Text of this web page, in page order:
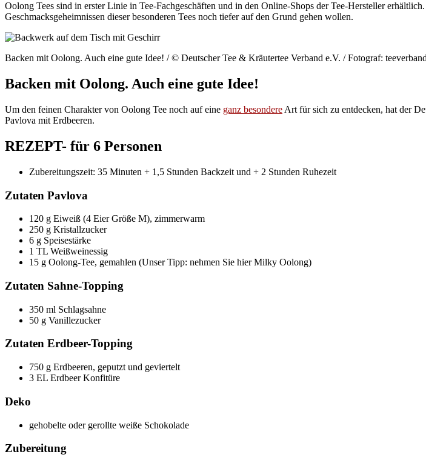
Oolong Tees sind in erster Linie in Tee-Fachgeschäften und in den Online-Shops der Tee-Hersteller
Geschmacksgeheimnissen dieser besonderen Tees noch tiefer auf den Grund gehen wollen.
Backen mit Oolong. Auch eine gute Idee! / © Deutscher Tee & Kräutertee Verband e.V. / Fotograf:
Backen mit Oolong. Auch eine gute Idee!
Um den feinen Charakter von Oolong Tee noch auf eine ganz besondere Art für sich zu entdecken, hat der
Pavlova mit Erdbeeren.
REZEPT- für 6 Personen
Zubereitungszeit: 35 Minuten + 1,5 Stunden Backzeit und + 2 Stunden Ruhezeit
Zutaten Pavlova
120 g Eiweiß (4 Eier Größe M), zimmerwarm
250 g Kristallzucker
6 g Speisestärke
1 TL Weißweinessig
15 g Oolong-Tee, gemahlen (Unser Tipp: nehmen Sie hier Milky Oolong)
Zutaten Sahne-Topping
350 ml Schlagsahne
50 g Vanillezucker
Zutaten Erdbeer-Topping
750 g Erdbeeren, geputzt und geviertelt
3 EL Erdbeer Konfitüre
Deko
gehobelte oder gerollte weiße Schokolade
Zubereitung